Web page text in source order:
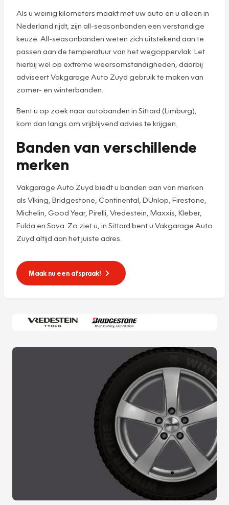
Als u weinig kilometers maakt met uw auto en u alleen in
Nederland rijdt, zijn all-seasonbanden een verstandige
keuze. All-seasonbanden weten zich uitstekend aan te
passen aan de temperatuur van het wegoppervlak. Let
hierbij wel op extreme weersomstandigheden, daarbij
adviseert Vakgarage Auto Zuyd gebruik te maken van
zomer- en winterbanden.
Bent u op zoek naar autobanden in Sittard (Limburg),
kom dan langs om vrijblijvend advies te krijgen.
Banden van verschillende
merken
Vakgarage Auto Zuyd biedt u banden aan van merken
als VIking, Bridgestone, Continental, DUnlop, Firestone,
Michelin, Good Year, Pirelli, Vredestein, Maxxis, Kleber,
Fulda en Sava. Zo ziet u, in Sittard bent u Vakgarage Auto
Zuyd altijd aan het juiste adres.
Maak nu een afspraak!